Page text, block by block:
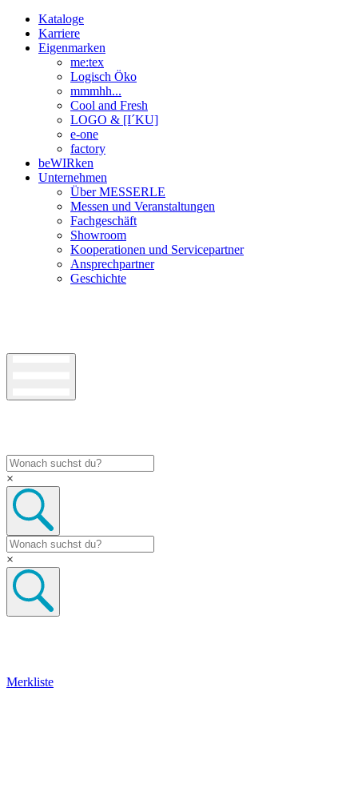
Kataloge
Karriere
Eigenmarken
me:tex
Logisch Öko
mmmhh...
Cool and Fresh
LOGO & [I´KU]
e-one
factory
beWIRken
Unternehmen
Über MESSERLE
Messen und Veranstaltungen
Fachgeschäft
Showroom
Kooperationen und Servicepartner
Ansprechpartner
Geschichte
×
×
Merkliste